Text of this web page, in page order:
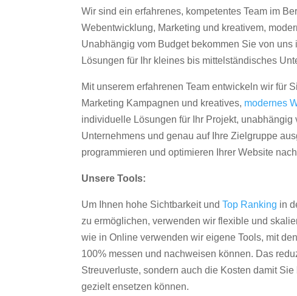
Wir sind ein erfahrenes, kompetentes Team im
Webentwicklung, Marketing und kreativem,
Unabhängig vom Budget bekommen Sie von uns
Lösungen für Ihr kleines bis mittelständisches
Mit unserem erfahrenen Team entwickeln wir für
Marketing Kampagnen und kreatives, modernes
individuelle Lösungen für Ihr Projekt, unabhängig
Unternehmens und genau auf Ihre Zielgruppe
programmieren und optimieren Ihrer Website
Unsere Tools:
Um Ihnen hohe Sichtbarkeit undTop Ranking in
zu ermöglichen, verwenden wir flexible und
wie in Online verwenden wir eigene Tools, mit
100% messen und nachweisen können. Das
Streuverluste, sondern auch die Kosten damit
gezielt ensetzen können.